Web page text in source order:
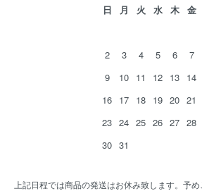
日 月 火 水 木 金
2
3 4 5 6 7
9
10 11 12 13 14
16 17 18 19 20 21
23 24 25 26 27 28
30 31
上記日程では商品の発送はお休み致します。予め